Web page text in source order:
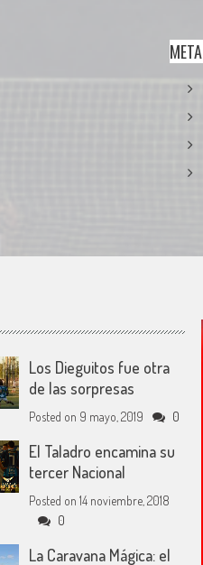
META
Los Dieguitos fue otra
de las sorpresas
Posted on 9 mayo, 2019 0
El Taladro encamina su
tercer Nacional
Posted on 14 noviembre, 2018
0
La Caravana Mágica: el